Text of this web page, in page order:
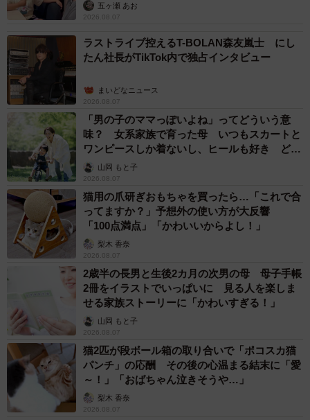
五ヶ瀬 あお
2026.08.07
ラストライブ控えるT-BOLAN森友嵐士 にし
たん社長がTikTok内で独占インタビュー
まいどなニュース
2026.08.07
「男の子のママっぽいよね」ってどういう意
味？ 女系家族で育った母 いつもスカートと
ワンピースしか着ないし、ヒールも好き どの
へんが…
山岡 もと子
2026.08.07
猫用の爪研ぎおもちゃを買ったら…「これで合
ってますか？」予想外の使い方が大反響
「100点満点」「かわいいからよし！」
梨木 香奈
2026.08.07
2歳半の長男と生後2カ月の次男の母 母子手帳
2冊をイラストでいっぱいに 見る人を楽しま
せる家族ストーリーに「かわいすぎる！」
山岡 もと子
2026.08.07
猫2匹が段ボール箱の取り合いで「ポコスカ猫
パンチ」の応酬 その後の心温まる結末に「愛
～！」「おばちゃん泣きそうや…」
梨木 香奈
2026.08.07